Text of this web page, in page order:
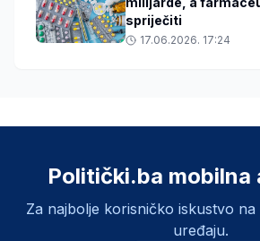
spriječiti
17.06.2026. 17:24
Politički.ba mobilna
Za najbolje korisničko iskustvo na
uređaju.